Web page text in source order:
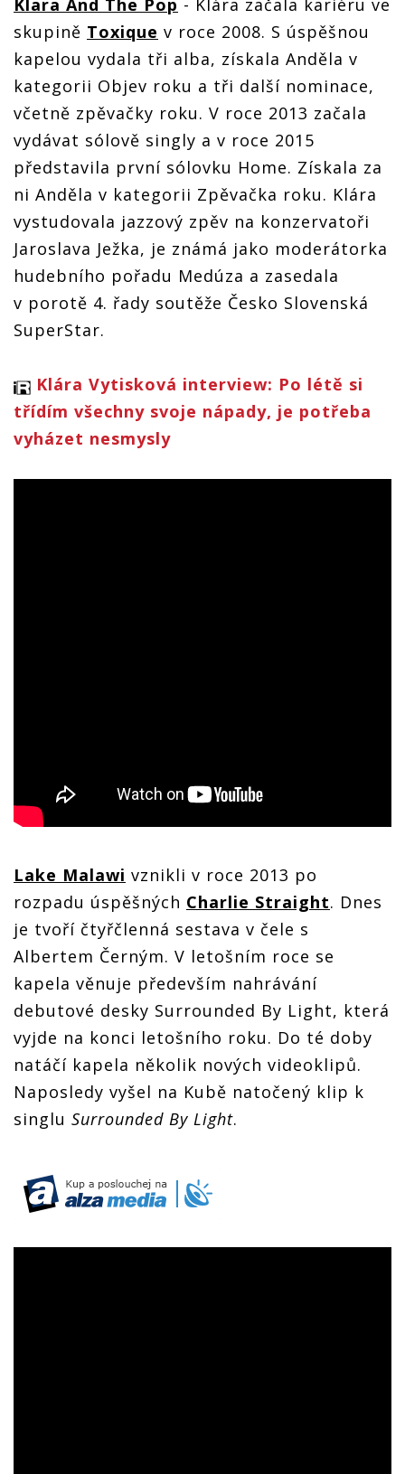
Klara And The Pop - Klára začala kariéru ve
skupině Toxique v roce 2008. S úspěšnou
kapelou vydala tři alba, získala Anděla v
kategorii Objev roku a tři další nominace,
včetně zpěvačky roku. V roce 2013 začala
vydávat sólově singly a v roce 2015
představila první sólovku Home. Získala za
ni Anděla v kategorii Zpěvačka roku. Klára
vystudovala jazzový zpěv na konzervatoři
Jaroslava Ježka, je známá jako moderátorka
hudebního pořadu Medúza a zasedala
v porotě 4. řady soutěže Česko Slovenská
SuperStar.
Klára Vytisková interview: Po létě si
třídím všechny svoje nápady, je potřeba
vyházet nesmysly
Lake Malawi vznikli v roce 2013 po
rozpadu úspěšných Charlie Straight. Dnes
je tvoří čtyřčlenná sestava v čele s
Albertem Černým. V letošním roce se
kapela věnuje především nahrávání
debutové desky Surrounded By Light, která
vyjde na konci letošního roku. Do té doby
natáčí kapela několik nových videoklipů.
Naposledy vyšel na Kubě natočený klip k
singlu Surrounded By Light.